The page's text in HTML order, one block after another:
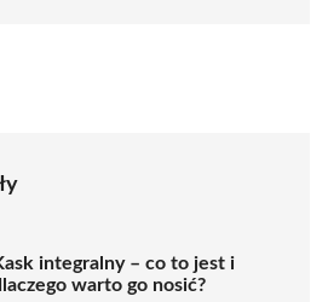
integralny – co to jest i
warto go nosić?